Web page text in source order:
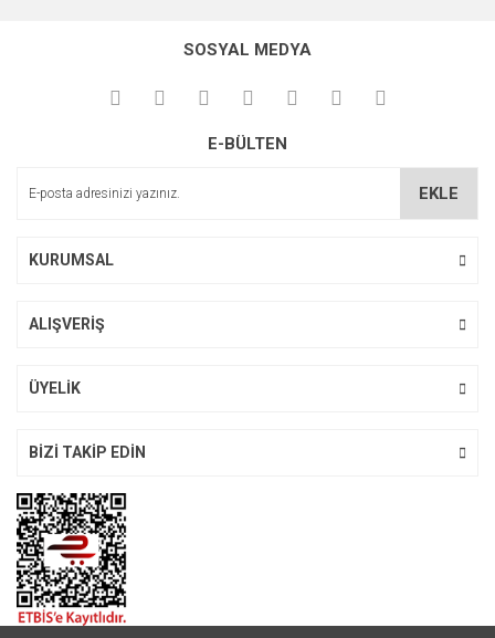
Ürün açıklamasında eksik bilgiler bulunuyor.
Bu ürüne benzer farklı alternatifler olmalı.
SOSYAL MEDYA
E-BÜLTEN
EKLE
KURUMSAL
ALIŞVERİŞ
ÜYELİK
BİZİ TAKİP EDİN